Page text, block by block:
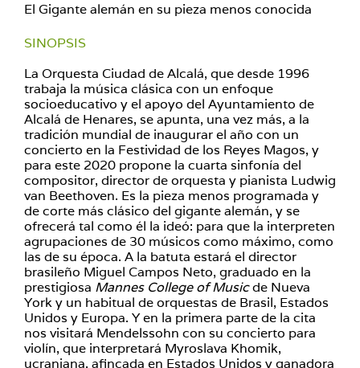
El Gigante alemán en su pieza menos conocida
SINOPSIS
La Orquesta Ciudad de Alcalá, que desde 1996
trabaja la música clásica con un enfoque
socioeducativo y el apoyo del Ayuntamiento de
Alcalá de Henares, se apunta, una vez más, a la
tradición mundial de inaugurar el año con un
concierto en la Festividad de los Reyes Magos, y
para este 2020 propone la cuarta sinfonía del
compositor, director de orquesta y pianista Ludwig
van Beethoven. Es la pieza menos programada y
de corte más clásico del gigante alemán, y se
ofrecerá tal como él la ideó: para que la interpreten
agrupaciones de 30 músicos como máximo, como
las de su época. A la batuta estará el director
brasileño Miguel Campos Neto, graduado en la
prestigiosa Mannes College of Musicde Nueva
York y un habitual de orquestas de Brasil, Estados
Unidos y Europa. Y en la primera parte de la cita
nos visitará Mendelssohn con su concierto para
violín, que interpretará Myroslava Khomik,
ucraniana, afincada en Estados Unidos y ganadora